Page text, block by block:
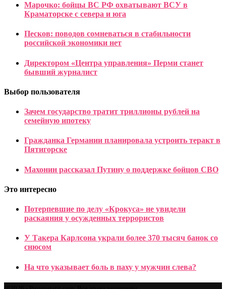
Марочко: бойцы ВС РФ охватывают ВСУ в
Краматорске с севера и юга
Песков: поводов сомневаться в стабильности
российской экономики нет
Директором «Центра управления» Перми станет
бывший журналист
Выбор пользователя
Зачем государство тратит триллионы рублей на
семейную ипотеку
Гражданка Германии планировала устроить теракт в
Пятигорске
Махонин рассказал Путину о поддержке бойцов СВО
Это интересно
Потерпевшие по делу «Крокуса» не увидели
раскаяния у осужденных террористов
У Такера Карлсона украли более 370 тысяч банок со
снюсом
На что указывает боль в паху у мужчин слева?